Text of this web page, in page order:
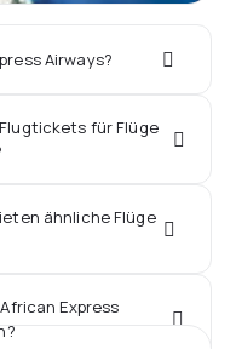
Airways?
für Flüge
ähnliche Flüge
Express